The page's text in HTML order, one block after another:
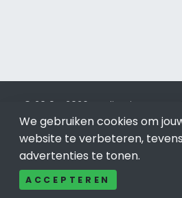
© 2019 - 2026 Realisatie en SEO
Internet. Betaal alleen voor
optimalisatie No Cure No Pay .
Lion Internet.
We gebruiken cookies om
website te verbeteren,
advertenties te tonen.
ACCEPTEREN